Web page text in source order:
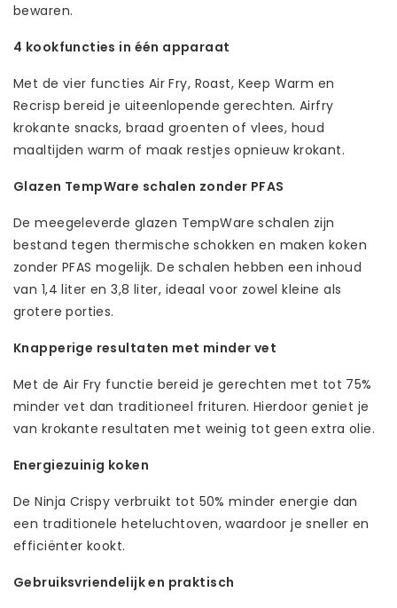
bewaren.
4 kookfuncties in één apparaat
Met de vier functies Air Fry, Roast, Keep Warm en
Recrisp bereid je uiteenlopende gerechten. Airfry
krokante snacks, braad groenten of vlees, houd
maaltijden warm of maak restjes opnieuw krokant.
Glazen TempWare schalen zonder PFAS
De meegeleverde glazen TempWare schalen zijn
bestand tegen thermische schokken en maken koken
zonder PFAS mogelijk. De schalen hebben een inhoud
van 1,4 liter en 3,8 liter, ideaal voor zowel kleine als
grotere porties.
Knapperige resultaten met minder vet
Met de Air Fry functie bereid je gerechten met tot 75%
minder vet dan traditioneel frituren. Hierdoor geniet je
van krokante resultaten met weinig tot geen extra olie.
Energiezuinig koken
De Ninja Crispy verbruikt tot 50% minder energie dan
een traditionele heteluchtoven, waardoor je sneller en
efficiënter kookt.
Gebruiksvriendelijk en praktisch